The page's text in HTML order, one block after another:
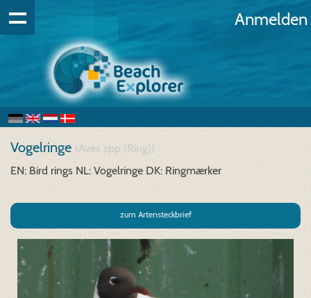
Anmelden
Vogelringe (Aves spp (Ring))
EN: Bird rings NL: Vogelringe DK: Ringmærker
zum Artensteckbrief